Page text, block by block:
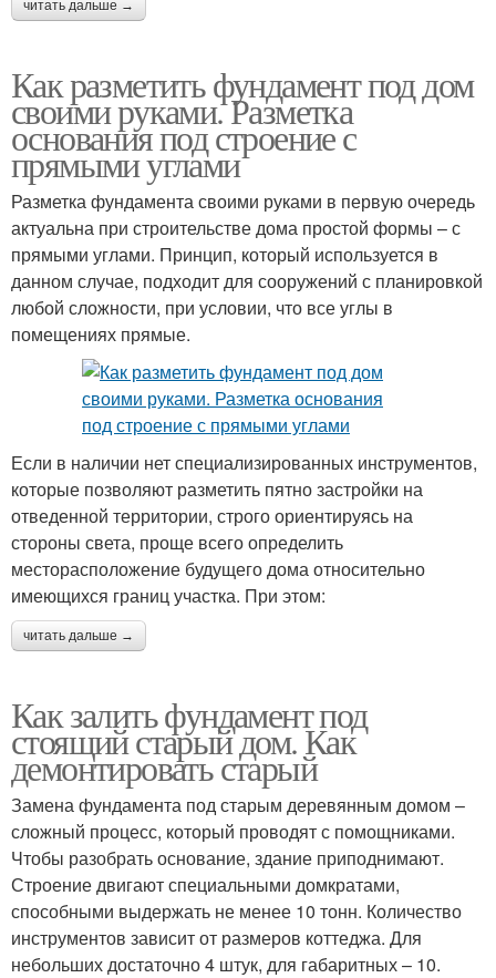
читать дальше →
Как разметить фундамент под дом
своими руками. Разметка
основания под строение с
прямыми углами
Разметка фундамента своими руками в первую очередь
актуальна при строительстве дома простой формы – с
прямыми углами. Принцип, который используется в
данном случае, подходит для сооружений с планировкой
любой сложности, при условии, что все углы в
помещениях прямые.
Если в наличии нет специализированных инструментов,
которые позволяют разметить пятно застройки на
отведенной территории, строго ориентируясь на
стороны света, проще всего определить
месторасположение будущего дома относительно
имеющихся границ участка. При этом:
читать дальше →
Как залить фундамент под
стоящий старый дом. Как
демонтировать старый
Замена фундамента под старым деревянным домом –
сложный процесс, который проводят с помощниками.
Чтобы разобрать основание, здание приподнимают.
Строение двигают специальными домкратами,
способными выдержать не менее 10 тонн. Количество
инструментов зависит от размеров коттеджа. Для
небольших достаточно 4 штук, для габаритных – 10.